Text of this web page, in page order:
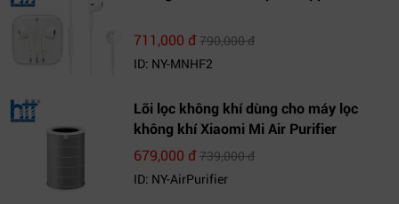
711,000 đ790,000 đ
ID: NY-MNHF2
Lõi lọc không khí dùng cho máy lọc
không khí Xiaomi Mi Air Purifier
679,000 đ739,000 đ
ID: NY-AirPurifier